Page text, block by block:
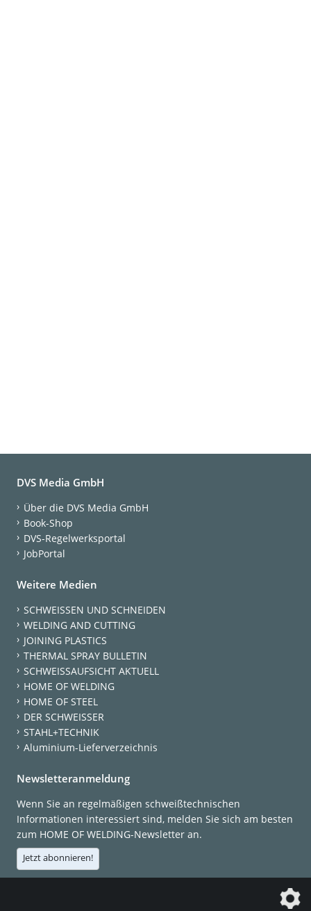
DVS Media GmbH
Über die DVS Media GmbH
Book-Shop
DVS-Regelwerksportal
JobPortal
Weitere Medien
SCHWEISSEN UND SCHNEIDEN
WELDING AND CUTTING
JOINING PLASTICS
THERMAL SPRAY BULLETIN
SCHWEISSAUFSICHT AKTUELL
HOME OF WELDING
HOME OF STEEL
DER SCHWEISSER
STAHL+TECHNIK
Aluminium-Lieferverzeichnis
Newsletteranmeldung
Wenn Sie an regelmäßigen schweißtechnischen
Informationen interessiert sind, melden Sie sich am besten
zum HOME OF WELDING-Newsletter an.
Jetzt abonnieren!